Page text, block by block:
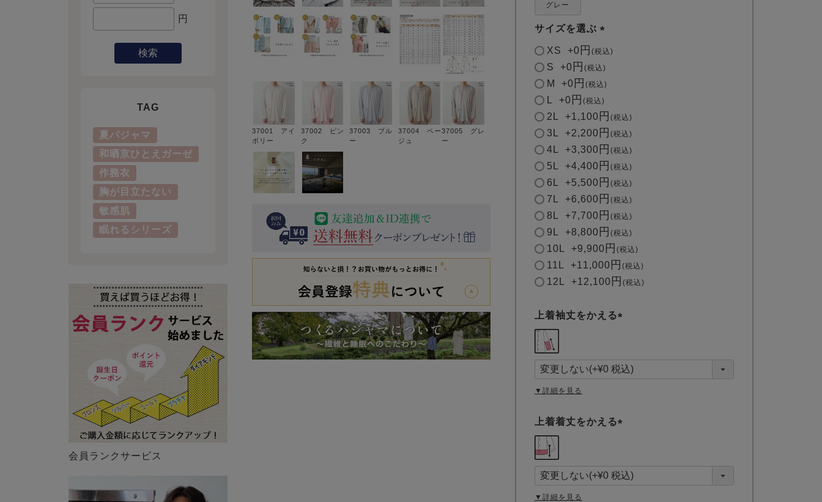
円
検索
TAG
夏パジャマ
和晒京ひとえガーゼ
作務衣
胸が目立たない
敏感肌
眠れるシリーズ
会員ランクサービス
37001 アイ
ボリー
37002 ピン
ク
37003 ブル
ー
37004 ベー
ジュ
37005 グレ
ー
グレー
サイズを選ぶ
(
)
XS +0 税込
S +0 税込
M +0 税込
+0 税込
2L +1,100 税込
3L +2,200 税込
4L +3,300 税込
5L +4,400 税込
6L +5,500 税込
7L +6,600 税込
8L +7,700 税込
9L +8,800 税込
10L +9,900 税込
11L +11,000 税込
12L +12,100 税込
上着袖丈をかえる
須
)
▼詳細を見る
上着着丈をかえる
須
)
▼詳細を見る